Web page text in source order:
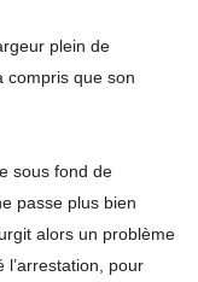
plein de
compris que son
sous fond de
passe plus bien
alors un problème
l’arrestation, pour